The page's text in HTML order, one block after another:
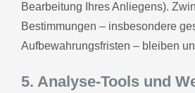
Bearbeitung Ihres Anliegens).
Bestimmungen – insbesondere
Aufbewahrungsfristen – bleiben
5. Analyse-Tools und